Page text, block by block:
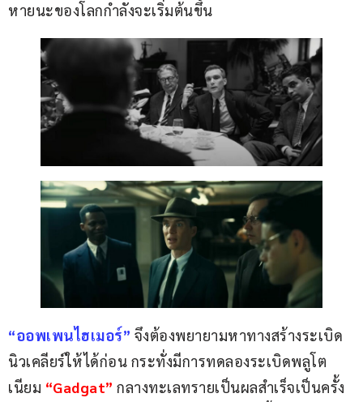
หายนะของโลกกำลังจะเริ่มต้นขึ้น
“ออพเพนไฮเมอร์” จึงต้องพยายามหาทางสร้างระเบิด
นิวเคลียร์ให้ได้ก่อน กระทั่งมีการทดลองระเบิดพลูโต
เนียม “Gadgat” กลางทะเลทรายเป็นผลสำเร็จเป็นครั้ง